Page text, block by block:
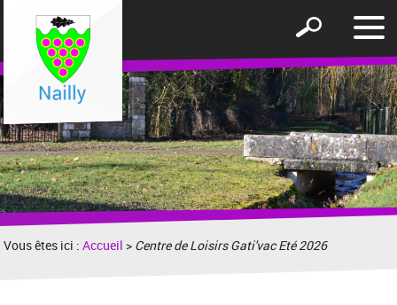
le
Afficher
formulaire
de
recherche
Vous êtes ici :Accueil > Centre de Loisirs Gati'vac Eté 2026